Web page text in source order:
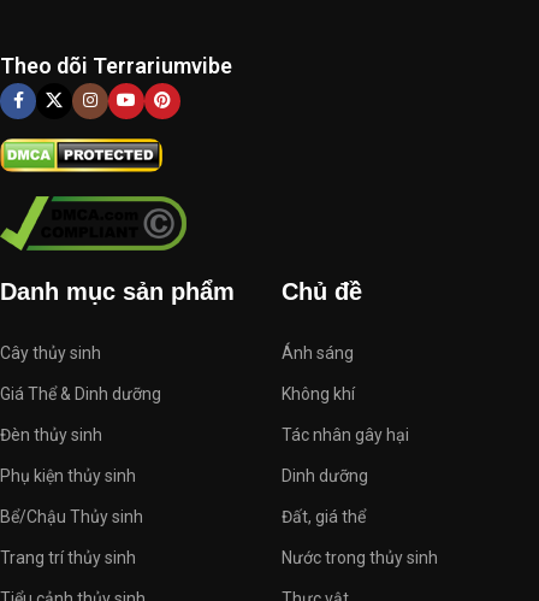
Theo dõi Terrariumvibe
Danh mục sản phẩm
Cây thủy sinh
Giá Thể & Dinh dưỡng
Đèn thủy sinh
Phụ kiện thủy sinh
Bể/Chậu Thủy sinh
Trang trí thủy sinh
Chủ đề
Ánh sáng
Không khí
Tác nhân gây hại
Dinh dưỡng
Đất, giá thể
Nước trong thủy sinh